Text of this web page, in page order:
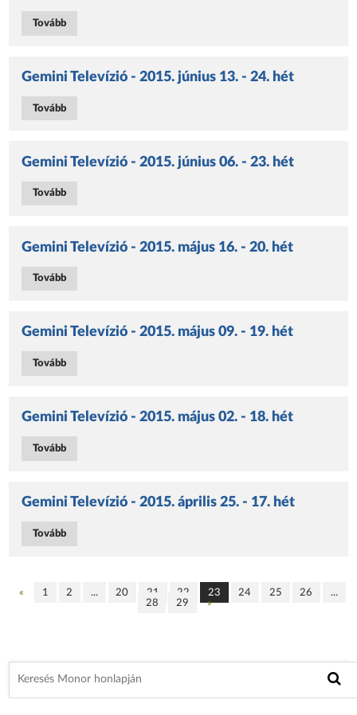
Tovább
Gemini Televízió - 2015. június 13. - 24. hét
Tovább
Gemini Televízió - 2015. június 06. - 23. hét
Tovább
Gemini Televízió - 2015. május 16. - 20. hét
Tovább
Gemini Televízió - 2015. május 09. - 19. hét
Tovább
Gemini Televízió - 2015. május 02. - 18. hét
Tovább
Gemini Televízió - 2015. április 25. - 17. hét
Tovább
« 1 2 ... 20 21 22 23 24 25 26
...
28
29 »